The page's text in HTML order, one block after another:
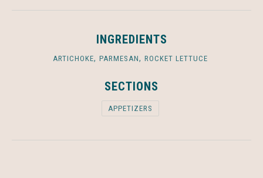
INGREDIENTS
ARTICHOKE, PARMESAN, ROCKET LETTUCE
SECTIONS
APPETIZERS